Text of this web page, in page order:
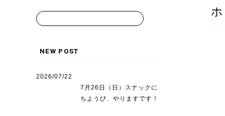
NEW POST
2026/07/22
7月26日（日）スナックに
ちようび、やりますです！